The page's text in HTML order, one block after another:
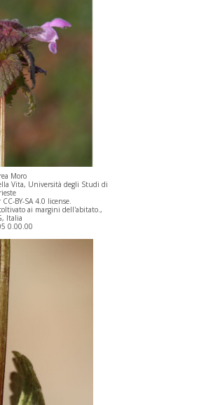
Moro
Vita, Università degli Studi di
BY-SA 4.0 license.
ai margini dell'abitato.,
Italia
0.00.00